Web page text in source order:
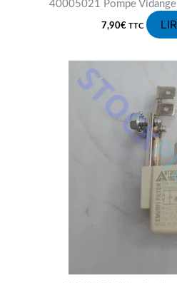
40005021 Pompe Vidange
7,90€ TTC